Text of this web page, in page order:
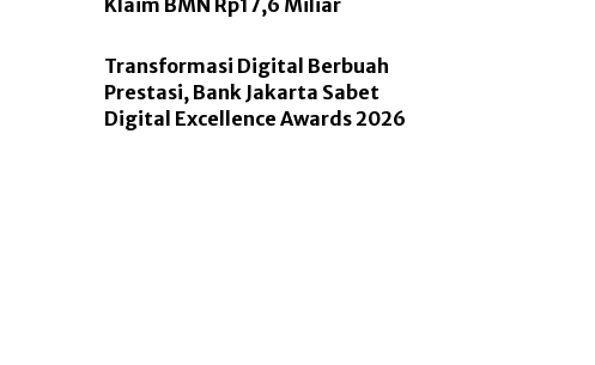
Klaim BMN Rp17,6 Miliar
Transformasi Digital Berbuah
Prestasi, Bank Jakarta Sabet
Digital Excellence Awards 2026